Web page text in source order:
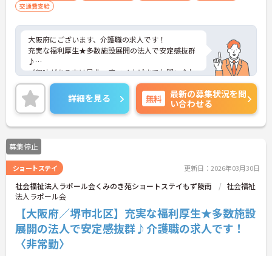
交通費支給
大阪府にございます、介護職の求人です！
充実な福利厚生★多数施設展開の法人で安定感抜群
♪
ご興味がある方は是非一度マイナビまでお問い合わ
せください。さらに詳細などお伝えします！
詳細を見る 無料
最新の募集状況を問
い合わせる
募集停止
ショートステイ 更新日：2026年03月30日
社会福祉法人ラポール会くみのき苑ショートステイもず陵南
社会福祉
法人ラポール会
【大阪府／堺市北区】充実な福利厚生★多数施設
展開の法人で安定感抜群♪介護職の求人です！
〈非常勤〉